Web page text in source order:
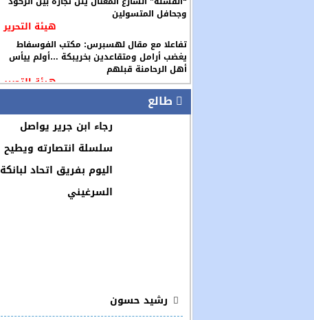
وجحافل المتسولين
هيئة التحرير
تفاعلا مع مقال لهسبرس: مكتب الفوسفاط
يغضب أرامل ومتقاعدين بخريبكة …أولم ييأس
أهل الرحامنة قبلهم
هيئة التحرير
طالع
رجاء ابن جرير يواصل
سلسلة انتصارته ويطيح
اليوم بفريق اتحاد لبانكة
السرغيني
رشيد حسون